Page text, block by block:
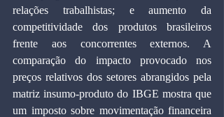
relações trabalhistas; e aumento da
competitividade dos produtos brasileiros
frente aos concorrentes externos. A
comparação do impacto provocado nos
preços relativos dos setores abrangidos pela
matriz insumo-produto do IBGE mostra que
um imposto sobre movimentação financeira